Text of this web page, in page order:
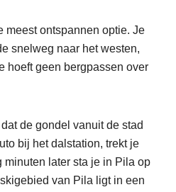
meest ontspannen optie. Je
snelweg naar het westen,
hoeft geen bergpassen over
de gondel vanuit de stad
bij het dalstation, trekt je
later sta je in Pila op
van Pila ligt in een